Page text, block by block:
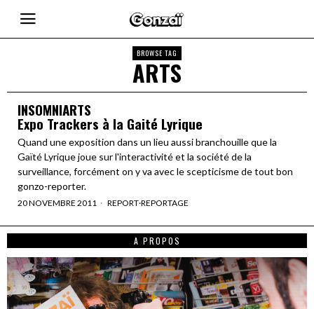
BROWSE TAG
ARTS
INSOMNIARTS
Expo Trackers à la Gaité Lyrique
Quand une exposition dans un lieu aussi branchouille que la
Gaïté Lyrique joue sur l'interactivité et la société de la
surveillance, forcément on y va avec le scepticisme de tout bon
gonzo-reporter.
20 NOVEMBRE 2011 REPORT·REPORTAGE
A PROPOS